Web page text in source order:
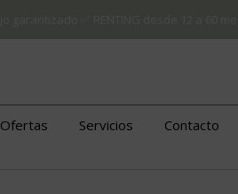
Ofertas Servicios Contacto